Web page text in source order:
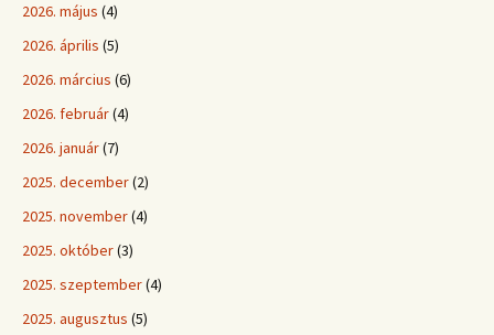
2026. május (4)
2026. április (5)
2026. március (6)
2026. február(4)
2026. január(7)
2025. december(2)
2025. november(4)
2025. október(3)
2025. szeptember(4)
2025. augusztus (5)